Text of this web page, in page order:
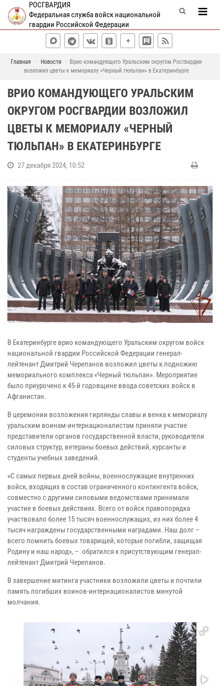
РОСГВАРДИЯ
Федеральная служба войск национальной
гвардии Российской Федерации
Главная Новости
Врио командующего Уральским округом Росгвардии
возложил цветы к мемориалу «Черный тюльпан» в Екатеринбурге
ВРИО КОМАНДУЮЩЕГО УРАЛЬСКИМ
ОКРУГОМ РОСГВАРДИИ ВОЗЛОЖИЛ
ЦВЕТЫ К МЕМОРИАЛУ «ЧЕРНЫЙ
ТЮЛЬПАН» В ЕКАТЕРИНБУРГЕ
27 декабря 2024, 10:52
В Екатеринбурге врио командующего Уральским округом войск
национальной гвардии Российской Федерации генерал-
лейтенант Дмитрий Черепанов возложил цветы к подножию
мемориального комплекса «Черный тюльпан». Мероприятие
было приурочено к 45-й годовщине ввода советских войск в
Афганистан.
В церемонии возложения гирлянды славы и венка к мемориалу
уральским воинам-интернационалистам приняли участие
представители органов государственной власти, руководители
силовых структур, ветераны боевых действий, курсанты и
студенты учебных заведений.
«С самых первых дней войны, военнослужащие внутренних
войск, входящих в состав ограниченного контингента войск,
совместно с другими силовыми ведомствами принимали
участие в боевых действиях. Всего от войск правопорядка
участвовало более 15 тысяч военнослужащих, из них более 4
тысяч награждены государственными наградами. Наш долг –
всего помнить боевых товарищей, которые погибли, защищая
Родину и наш народ», – обратился к присутствующим генерал-
лейтенант Дмитрий Черепанов.
В завершение митинга участники возложили цветы и почтили
память погибших воинов-интернационалистов минутой
молчания.